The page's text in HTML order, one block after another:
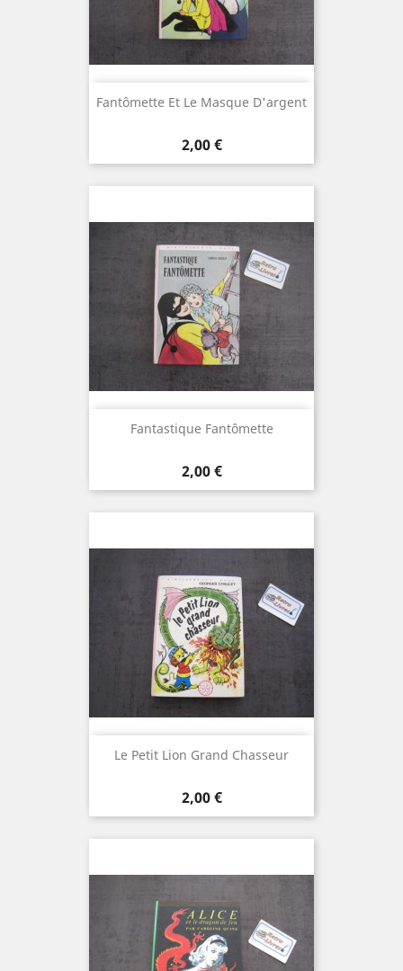
Fantômette Et Le Masque D'argent
Prix
2,00 €
Fantastique Fantômette
Prix
2,00 €
Le Petit Lion Grand Chasseur
Prix
2,00 €